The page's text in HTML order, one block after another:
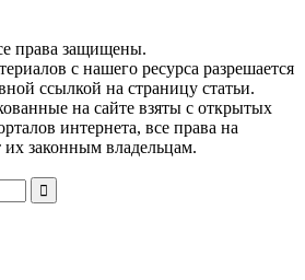
права защищены.
с нашего ресурса разрешается
ссылкой на страницу статьи.
на сайте взяты с открытых
интернета, все права на
их законным владельцам.